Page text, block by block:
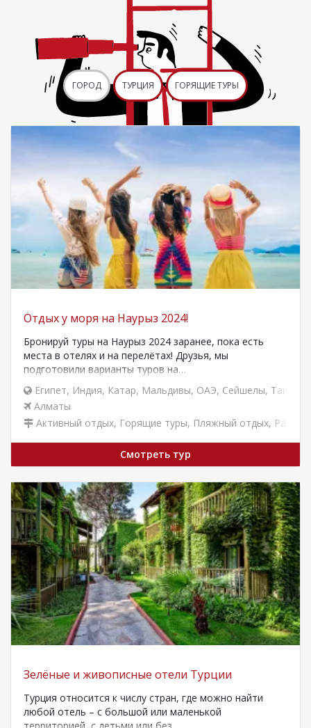
Отдых у моря на Наурыз 2024!
Бронируй туры на Наурыз 2024 заранее, пока есть
места в отелях и на перелётах! Друзья, мы
подготовили варианты туров на…
Египет, Индия, Катар, Мальдивы, ОАЭ, Сейшелы, Таиланд
Алматы
Активный отдых, Горящие туры, Пляжный отдых,
Смотреть тур
Зелёные и живописные отели Турции
Турция относится к числу стран, где можно найти
любой отель – с большой или маленькой
ГОРОД ТУРЦИЯ ГОРЯЩИЕ ТУРЫ